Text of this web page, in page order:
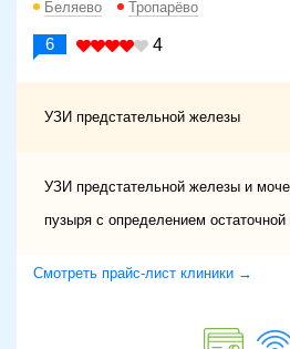
Беляево Тропарёво
6 4
УЗИ предстательной железы
УЗИ предстательной железы и
пузыря с определением
Смотреть прайс-лист клиники →